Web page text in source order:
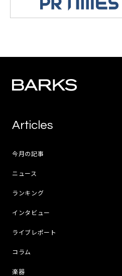
Articles
今月の記事
ニュース
ランキング
インタビュー
ライブレポート
コラム
楽器